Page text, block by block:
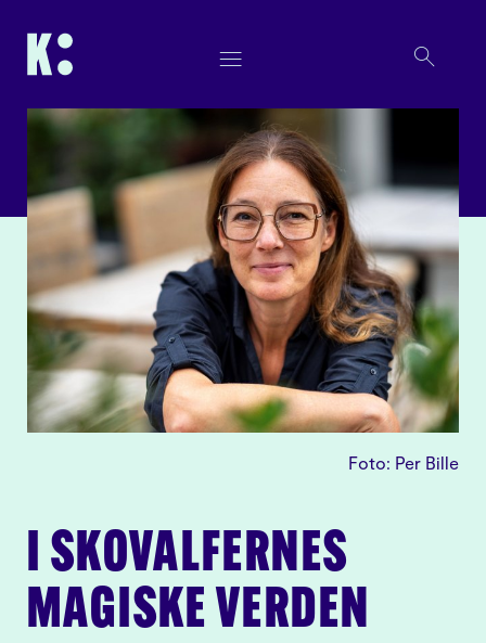
Foto: Per Bille
I SKOVALFERNES
MAGISKE VERDEN